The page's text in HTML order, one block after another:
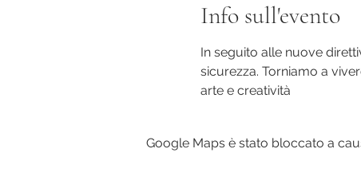
Info sull'evento
In seguito alle nuove
sicurezza. Torniamo a
arte e creatività
Google Maps è stato bloccato a